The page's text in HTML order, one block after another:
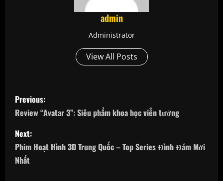
admin
Administrator
View All Posts
P
o
s
t
Previous:
Review “Avatar 3”: Siêu phẩm khoa học viễn tưởng
Next:
Phim Hoạt Hình 3D Trung Quốc – Top Series Đình Đám Mới
Nhất